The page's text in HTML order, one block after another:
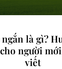
là gì?
người
viết